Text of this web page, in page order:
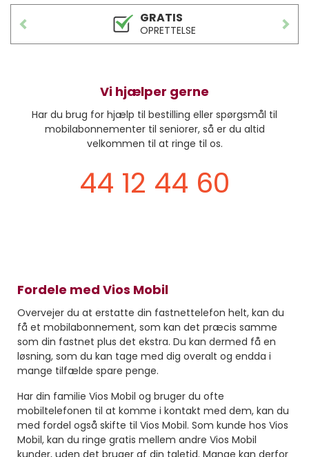
GRATIS
OPRETTELSE
PREVIOUS NEXT
Vi hjælper gerne
Har du brug for hjælp til bestilling eller spørgsmål til
mobilabonnementer til seniorer, så er du altid
velkommen til at ringe til os.
44 12 44 60
Fordele med Vios Mobil
Overvejer du at erstatte din fastnettelefon helt, kan du
få et mobilabonnement, som kan det præcis samme
som din fastnet plus det ekstra. Du kan dermed få en
løsning, som du kan tage med dig overalt og endda i
mange tilfælde spare penge.
Har din familie Vios Mobil og bruger du ofte
mobiltelefonen til at komme i kontakt med dem, kan du
med fordel også skifte til Vios Mobil. Som kunde hos Vios
Mobil, kan du ringe gratis mellem andre Vios Mobil
kunder, uden det bruger af din taletid. Mange kan derfor